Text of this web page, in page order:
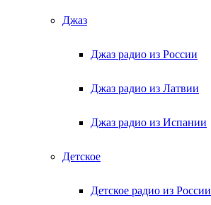
Джаз
Джаз радио из России
Джаз радио из Латвии
Джаз радио из Испании
Детское
Детское радио из России